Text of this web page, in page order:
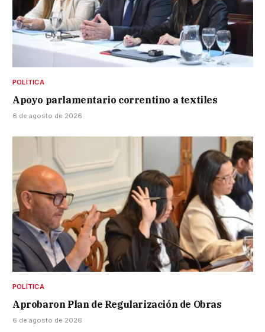
POLÍTICA
Apoyo parlamentario correntino a textiles
6 de agosto de 2026
POLÍTICA
Aprobaron Plan de Regularización de Obras
6 de agosto de 2026